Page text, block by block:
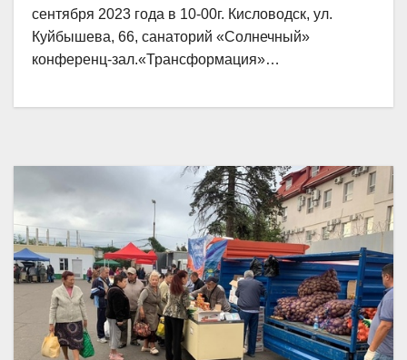
сентября 2023 года в 10-00г. Кисловодск, ул.
Куйбышева, 66, санаторий «Солнечный»
конференц-зал.«Трансформация»…